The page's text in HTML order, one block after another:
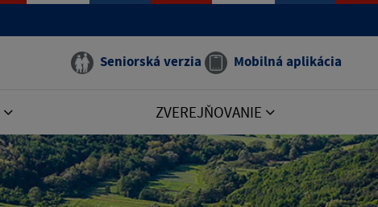
Seniorská verzia Mobilná aplikácia
ZVEREJŇOVANIE